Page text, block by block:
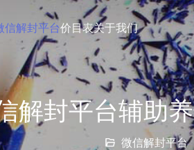
信解封平台价目表关于我们
解封平台辅助
微信解封平台